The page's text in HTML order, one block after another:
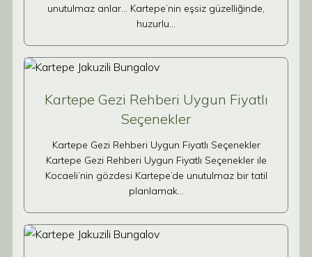
unutulmaz anlar… Kartepe’nin eşsiz güzelliğinde,
huzurlu…
Kartepe Gezi Rehberi Uygun Fiyatlı
Seçenekler
Kartepe Gezi Rehberi Uygun Fiyatlı Seçenekler
Kartepe Gezi Rehberi Uygun Fiyatlı Seçenekler ile
Kocaeli’nin gözdesi Kartepe’de unutulmaz bir tatil
planlamak…